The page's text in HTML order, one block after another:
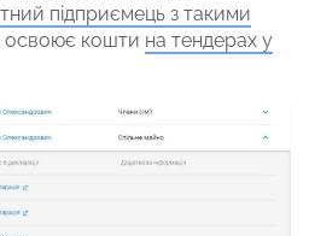
підприємець з такими
освоює кошти на тендерах у